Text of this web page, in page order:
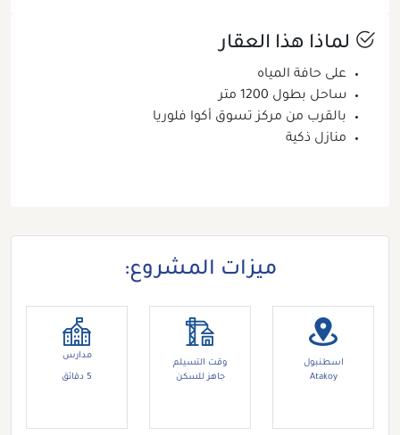
لماذا هذا العقار
على حافة المياه
ساحل بطول 1200 متر
بالقرب من مركز تسوق أكوا فلوريا
منازل ذكية
ميزات المشروع:
اسطنبول
Atakoy
وقت التسيلم
جاهز للسكن
مدارس
5 دقائق